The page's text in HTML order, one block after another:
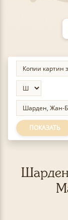
ПОКАЗАТЬ